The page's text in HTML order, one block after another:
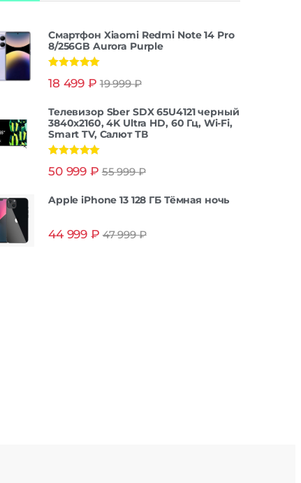
Смартфон Xiaomi Redmi Note 14 Pro
8/256GB Aurora Purple
из 5
18 499 ₽ 19 999₽
Телевизор Sber SDX 65U4121 черный
3840x2160, 4K Ultra HD, 60 Гц, Wi-Fi,
Smart TV, Салют ТВ
из 5
50 999 ₽ 55 999₽
Apple iPhone 13 128 ГБ Тёмная ночь
44 999 ₽ 47 999₽